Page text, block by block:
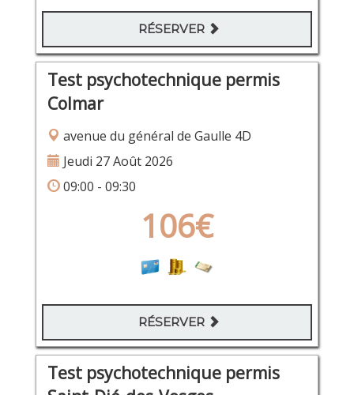
RÉSERVER
Test psychotechnique permis
Colmar
avenue du général de Gaulle 4D
Jeudi 27 Août 2026
09:00 - 09:30
106€
RÉSERVER
Test psychotechnique permis